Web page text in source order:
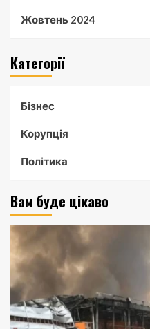
Жовтень 2024
Категорії
Бізнес
Корупція
Політика
Вам буде цікаво